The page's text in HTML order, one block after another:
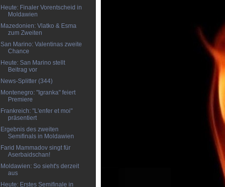
Heute: Finaler Vorentscheid in
Moldawien
Mazedonien: Vlatko & Esma
zum Zweiten
San Marino: Valentinas zweite
Chance
Heute: San Marino stellt
Beitrag vor
News-Splitter (344)
Montenegro: "Igranka" feiert
Premiere
Frankreich: "L'enfer et moi"
präsentiert
Ergebnis des zweiten
Semifinals in Moldawien
Farid Mammadov singt für
Aserbaidschan!
Moldawien: So sieht's derzeit
aus
Heute: Erstes Semifinale in